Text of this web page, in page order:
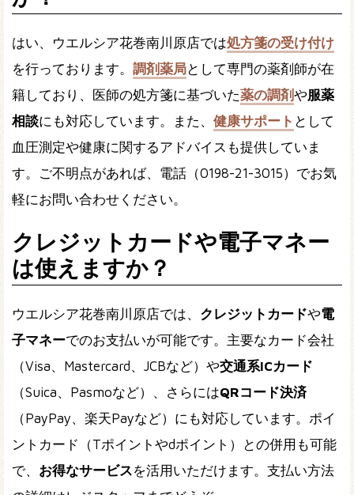
はい、ウエルシア花巻南川原店では処方箋の受け付け
を行っております。 調剤薬局として専門の薬剤師が在
籍しており、医師の処方箋に基づいた薬の調剤や服薬
相談にも対応しています。また、 健康サポート として
血圧測定や健康に関するアドバイスも提供していま
す。ご不明点があれば、電話（0198-21-3015）でお気
軽にお問い合わせください。
クレジットカードや電子マネー
は使えますか？
ウエルシア花巻南川原店では、 クレジットカードや電
子マネーでのお支払いが可能です。主要なカード会社
（Visa、Mastercard、JCBなど）や交通系ICカード
（Suica、Pasmoなど）、さらにはQRコード決済
（PayPay、楽天Payなど）にも対応しています。ポイ
ントカード（Tポイントやdポイント）との併用も可能
で、 お得なサービスを活用いただけます。支払い方法